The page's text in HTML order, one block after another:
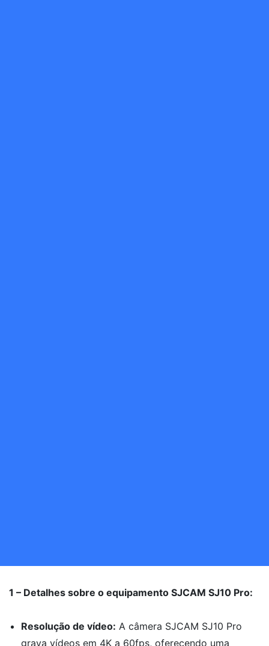
1 – Detalhes sobre o equipamento SJCAM SJ10 Pro:
Resolução de vídeo: A câmera SJCAM SJ10 Pro
grava vídeos em 4K a 60fps, oferecendo uma